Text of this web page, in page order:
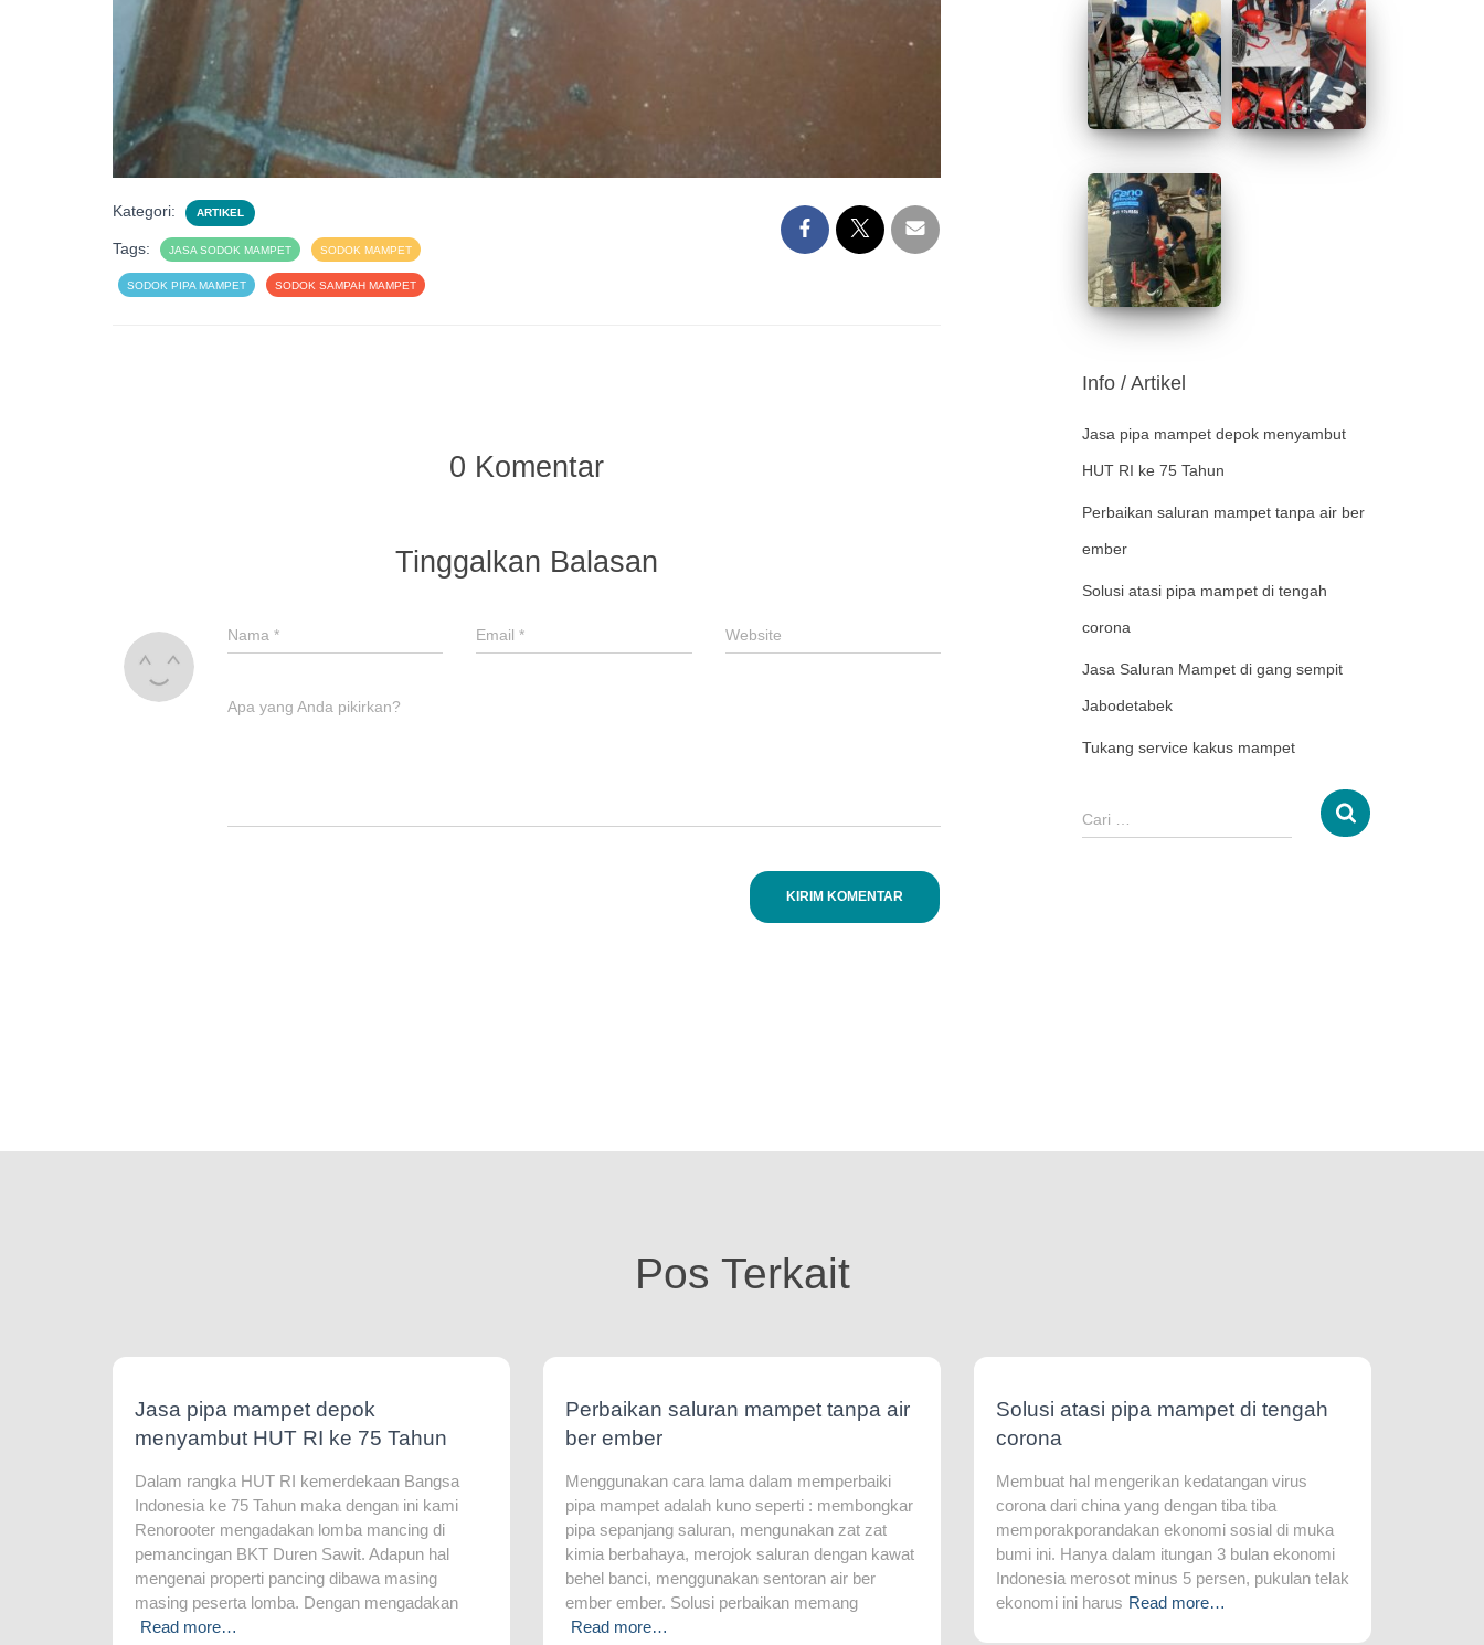
Kategori: ARTIKEL
Tags: JASA SODOK MAMPET SODOK MAMPET
SODOK PIPA MAMPET SODOK SAMPAH MAMPET
0 Komentar
Tinggalkan Balasan
Nama * Email* Website
Apa yang Anda pikirkan?
Info / Artikel
Jasa pipa mampet depok menyambut
HUT RI ke 75 Tahun
Perbaikan saluran mampet tanpa air ber
ember
Solusi atasi pipa mampet di tengah
corona
Jasa Saluran Mampet di gang sempit
Jabodetabek
Tukang service kakus mampet
Cari …
Pos Terkait
Jasa pipa mampet depok
menyambut HUT RI ke 75 Tahun
Dalam rangka HUT RI kemerdekaan Bangsa
Indonesia ke 75 Tahun maka dengan ini kami
Renorooter mengadakan lomba mancing di
pemancingan BKT Duren Sawit. Adapun hal
mengenai properti pancing dibawa masing
masing peserta lomba. Dengan mengadakan
Read more…
Perbaikan saluran mampet tanpa air
ber ember
Menggunakan cara lama dalam memperbaiki
pipa mampet adalah kuno seperti : membongkar
pipa sepanjang saluran, mengunakan zat zat
kimia berbahaya, merojok saluran dengan kawat
behel banci, menggunakan sentoran air ber
ember ember. Solusi perbaikan memang
Read more…
Solusi atasi pipa mampet di tengah
corona
Membuat hal mengerikan kedatangan virus
corona dari china yang dengan tiba tiba
memporakporandakan ekonomi sosial di muka
bumi ini. Hanya dalam itungan 3 bulan ekonomi
Indonesia merosot minus 5 persen, pukulan telak
ekonomi ini harus Read more…